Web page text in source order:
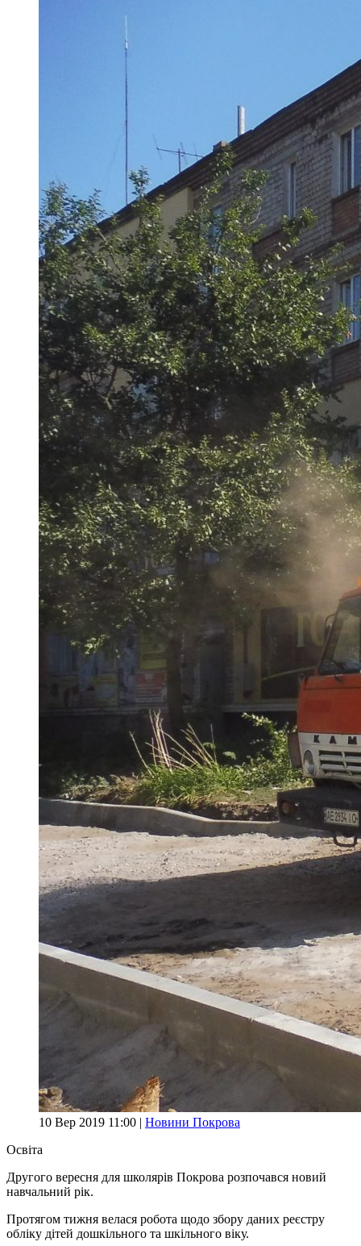
10 Вер 2019 11:00 | Новини Покрова
Освіта
Другого вересня для школярів Покрова розпочався новий
навчальний рік.
Протягом тижня велася робота щодо збору даних реєстру
обліку дітей дошкільного та шкільного віку.